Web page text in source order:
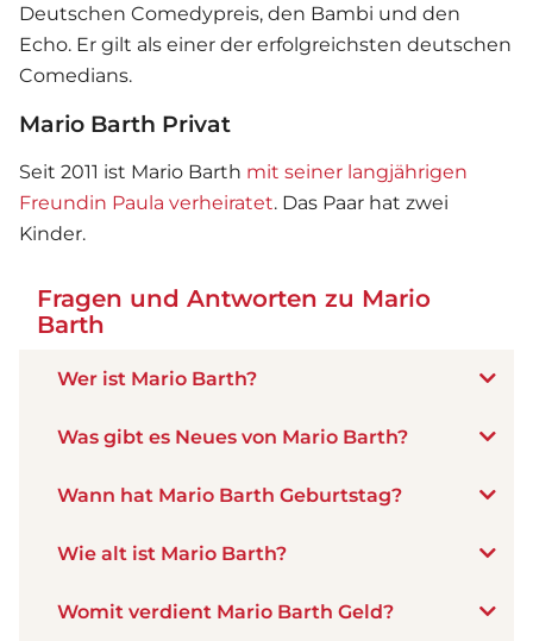
Deutschen Comedypreis, den Bambi und den
Echo. Er gilt als einer der erfolgreichsten deutschen
Comedians.
Mario Barth Privat
Seit 2011 ist Mario Barth mit seiner langjährigen
Freundin Paula verheiratet. Das Paar hat zwei
Kinder.
Fragen und Antworten zu Mario
Barth
Wer ist Mario Barth?
Was gibt es Neues von Mario Barth?
Wann hat Mario Barth Geburtstag?
Wie alt ist Mario Barth?
Womit verdient Mario Barth Geld?